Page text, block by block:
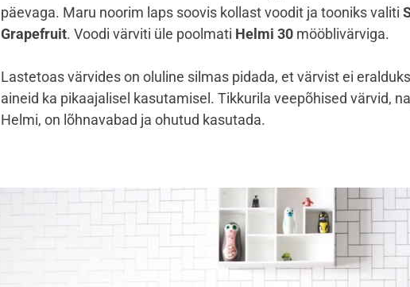
päevaga. Maru noorim laps soovis kollast voodit ja tooniks valiti
Grapefruit. Voodi värviti üle poolmati Helmi 30 mööblivärviga.
Lastetoas värvides on oluline silmas pidada, et värvist ei
aineid ka pikaajalisel kasutamisel. Tikkurila veepõhised värvid,
Helmi, on lõhnavabad ja ohutud kasutada.